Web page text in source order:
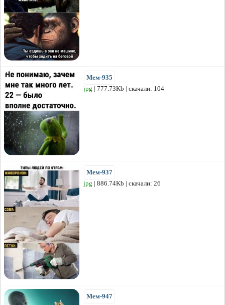
Мем-935
jpg | 777.73Kb | скачали: 104
Мем-937
jpg | 886.74Kb | скачали: 26
Мем-947